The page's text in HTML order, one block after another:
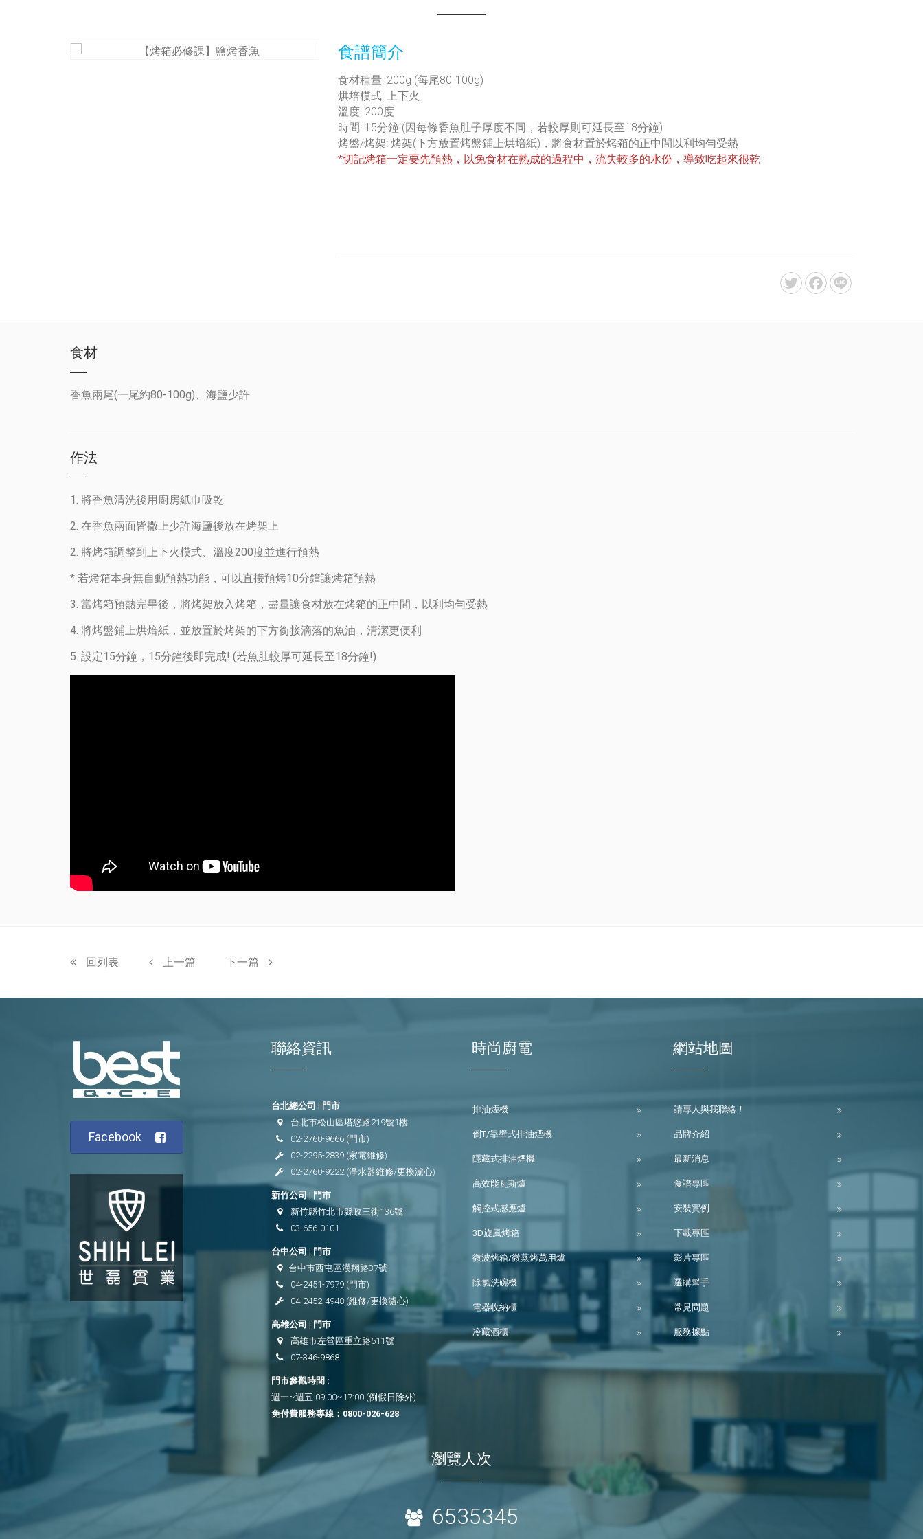
食譜簡介
食材種量: 200g (每尾80-100g)
烘培模式: 上下火
溫度: 200度
時間: 15分鐘 (因每條香魚肚子厚度不同，若較厚則可延長至18分鐘)
烤盤/烤架: 烤架(下方放置烤盤鋪上烘培紙)，將食材置於烤箱的正中間以利均勻受熱
*切記烤箱一定要先預熱，以免食材在熟成的過程中，流失較多的水份，導致吃起來很乾
食材
香魚兩尾(一尾約80-100g)、海鹽少許
作法
1. 將香魚清洗後用廚房紙巾吸乾
2. 在香魚兩面皆撒上少許海鹽後放在烤架上
2. 將烤箱調整到上下火模式、溫度200度並進行預熱
* 若烤箱本身無自動預熱功能，可以直接預烤10分鐘讓烤箱預熱
3. 當烤箱預熱完畢後，將烤架放入烤箱，盡量讓食材放在烤箱的正中間，以利均勻受熱
4. 將烤盤鋪上烘焙紙，並放置於烤架的下方銜接滴落的魚油，清潔更便利
5. 設定15分鐘，15分鐘後即完成! (若魚肚較厚可延長至18分鐘!)
回列表 上一篇 下一篇
Facebook
聯絡資訊
台北總公司 | 門市
台北市松山區塔悠路219號1樓
02-2760-9666(門市)
02-2295-2839(家電維修)
02-2760-9222(淨水器維修/更換濾心)
新竹公司 | 門市
新竹縣竹北市縣政三街136號
03-656-0101
台中公司 | 門市
台中市西屯區漢翔路37號
04-2451-7979(門市)
04-2452-4948(維修/更換濾心)
高雄公司 | 門市
高雄市左營區重立路511號
07-346-9868
門市參觀時間 :
週一~週五 09:00~17:00 (例假日除外)
免付費服務專線： 0800-026-628
時尚廚電
排油煙機
倒T/靠壁式排油煙機
隱藏式排油煙機
高效能瓦斯爐
觸控式感應爐
3D旋風烤箱
微波烤箱/微蒸烤萬用爐
除氯洗碗機
電器收納櫃
冷藏酒櫃
網站地圖
請專人與我聯絡！
品牌介紹
最新消息
食譜專區
安裝實例
下載專區
影片專區
選購幫手
常見問題
服務據點
瀏覽人次
6535345